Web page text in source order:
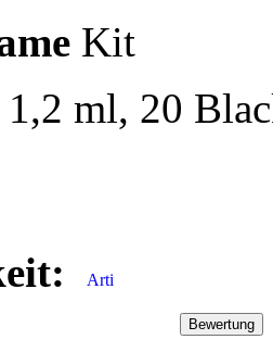
Kit
ml, 20